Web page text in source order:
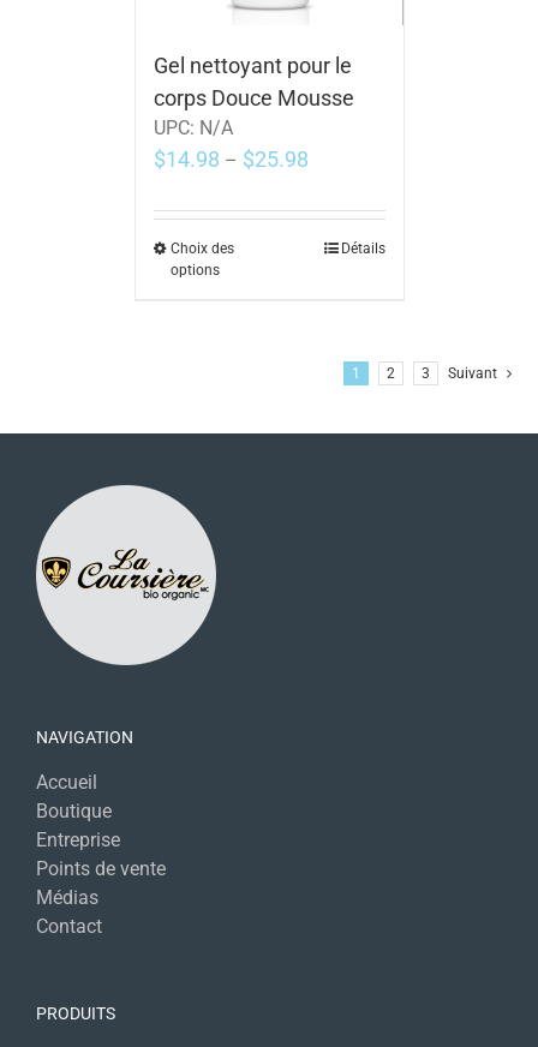
Gel nettoyant pour le
corps Douce Mousse
UPC: N/A
$14.98 – $25.98
Choix des
options
Détails
1 2 3 Suivant
NAVIGATION
Accueil
Boutique
Entreprise
Points de vente
Médias
Contact
PRODUITS